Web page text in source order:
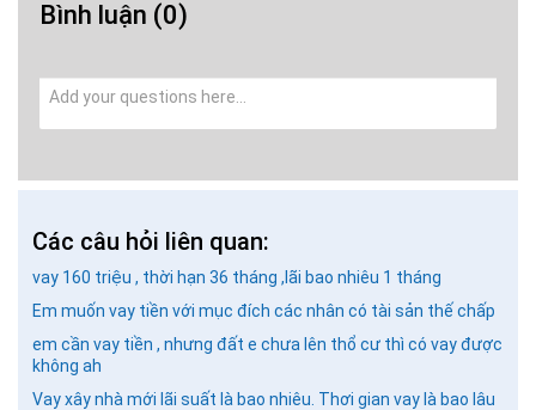
Bình luận (0)
GỬI BÌNH LUẬN
Các câu hỏi liên quan:
vay 160 triệu , thời hạn 36 tháng ,lãi bao nhiêu 1 tháng
Em muốn vay tiền với mục đích các nhân có tài sản thế chấp
em cần vay tiền , nhưng đất e chưa lên thổ cư thì có vay được
không ah
Vay xây nhà mới lãi suất là bao nhiêu. Thơi gian vay là bao lâu